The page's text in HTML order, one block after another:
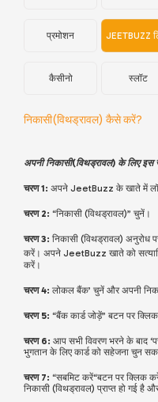
प्रमोशन JEETBUZZ
कैसीनो स्लॉट
निकासी(विथड्रावल) कैसे करें?
अपनी निकासी(विथड्रावल) के लिए इस
चरण 1: अपने JeetBuzz के खाते में
चरण 2: “निकासी (विथड्रावल)” चुनें।
चरण 3: निकासी (विथड्रावल) अनुरोध
करें। अपने JeetBuzz खाते को
करें।
चरण 4: लोकल बैंक’ चुनें और अपनी
चरण 5: “बैंक कार्ड जोड़ें” बटन पर
चरण 6: आप सभी विवरण भरने के बाद
भुगतान के लिए कार्ड को सहेजना चुन
चरण 7: “सबमिट करें“बटन पर क्लिक
निकासी (विथड्रावल) प्राप्त हो गई है